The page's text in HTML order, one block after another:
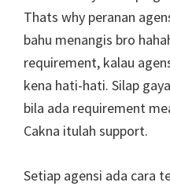
Thats why peranan
bahu menangis bro
requirement, kalau
kena hati-hati. Silap
bila ada requirement
Cakna itulah support.
Setiap agensi ada cara